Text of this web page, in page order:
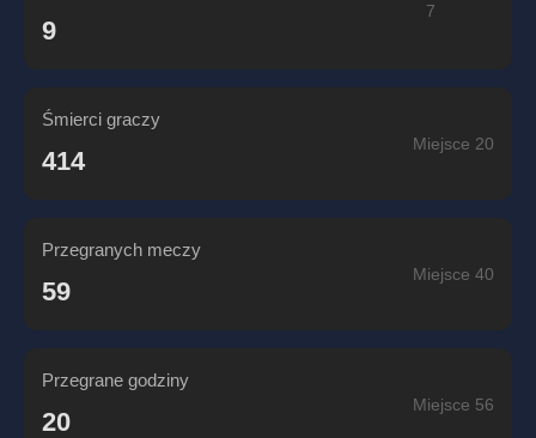
9
7
Śmierci graczy
414
Miejsce 20
Przegranych meczy
59
Miejsce 40
Przegrane godziny
20
Miejsce 56